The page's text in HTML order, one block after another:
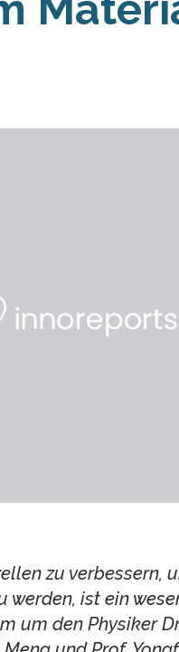
zu verbessern,
werden, ist ein
um den Physiker